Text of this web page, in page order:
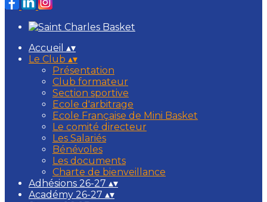
Accueil ▴▾
Le Club ▴▾
Présentation
Club formateur
Section sportive
Ecole d'arbitrage
Ecole Française de Mini Basket
Le comité directeur
Les Salariés
Bénévoles
Les documents
Charte de bienveillance
Adhésions 26-27 ▴▾
Académy 26-27 ▴▾